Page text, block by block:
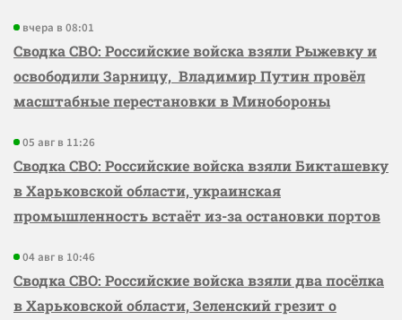
вчера в 08:01
Сводка СВО: Российские войска взяли Рыжевку и
освободили Зарницу, Владимир Путин провёл
масштабные перестановки в Минобороны
05 авг в 11:26
Сводка СВО: Российские войска взяли Бикташевку
в Харьковской области, украинская
промышленность встаёт из-за остановки портов
04 авг в 10:46
Сводка СВО: Российские войска взяли два посёлка
в Харьковской области, Зеленский грезит о